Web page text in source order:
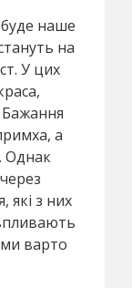
наше
на
У цих
Бажання
а
Однак
які з них
варто